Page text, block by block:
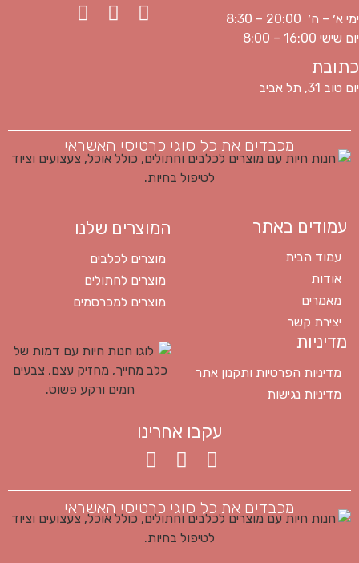
ימי א׳ – ה׳ 20:00 – 8:30
יום שישי 16:00 – 8:00
כתובת
יום טוב 31, תל אביב
מכבדים את כל סוגי כרטיסי האשראי
עמודים באתר
עמוד הבית
אודות
מאמרים
יצירת קשר
המוצרים שלנו
מוצרים לכלבים
מוצרים לחתולים
מוצרים למכרסמים
מדיניות
מדיניות הפרטיות ותקנון אתר
מדיניות נגישות
עקבו אחרינו
מכבדים את כל סוגי כרטיסי האשראי